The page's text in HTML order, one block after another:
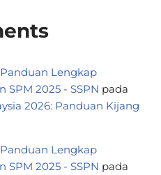
Panduan Lengkap
SPM 2025 - SSPN pada
2026: Panduan Kijang
Panduan Lengkap
SPM 2025 - SSPN pada